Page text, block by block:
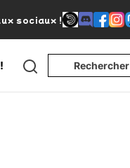
sociaux !
Search Rechercher